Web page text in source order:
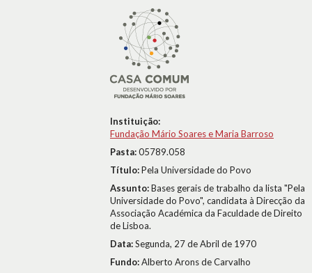
Instituição:
Fundação Mário Soares e Maria Barroso
Pasta:05789.058
Título:Pela Universidade do Povo
Assunto:Bases gerais de trabalho da lista "Pela
Universidade do Povo", candidata à Direcção da
Associação Académica da Faculdade de Direito
de Lisboa.
Data:Segunda, 27 de Abril de 1970
Fundo:Alberto Arons de Carvalho